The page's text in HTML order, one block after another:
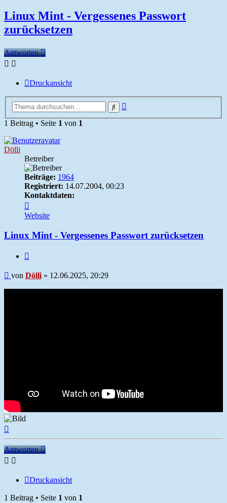
Linux Mint - Vergessenes Passwort
zurücksetzen
Antworten
Druckansicht
Suche
1 Beitrag • Seite 1 von 1
Dölli
Betreiber
Beiträge: 1964
Registriert: 14.07.2004, 00:23
Kontaktdaten:
von
Dölli
Website
Linux Mint - Vergessenes Passwort zurücksetzen
Beitrag
von Dölli » 12.06.2025, 20:29
Antworten
Druckansicht
1 Beitrag • Seite 1 von 1